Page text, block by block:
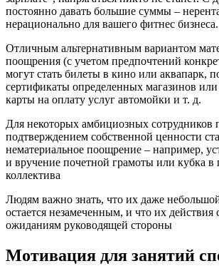
постоянно давать большие суммы –
нерационально для вашего фитнес бизнеса.
Отличным альтернативным вариантом
поощрения (с учетом предпочтений
могут стать билеты в кино или аквапарк,
сертификаты определенных магазинов
карты на оплату услуг автомойки и т. д.
Для некоторых амбициозных сотрудников
подтверждением собственной ценности
нематериальное поощрение – например,
и вручение почетной грамоты или кубка в
коллектива
Людям важно знать, что их даже
остается незамеченным, и что их действия
ожиданиям руководящей стороны
Мотивация для занятий